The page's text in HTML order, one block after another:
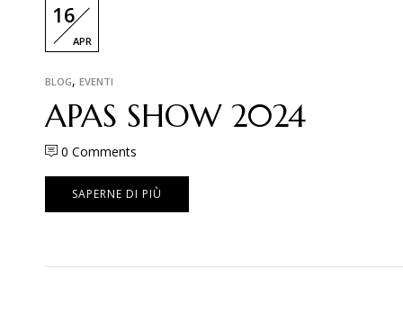
16
APR
BLOG, EVENTI
APAS SHOW 2024
0 Comments
SAPERNE DI PIÙ